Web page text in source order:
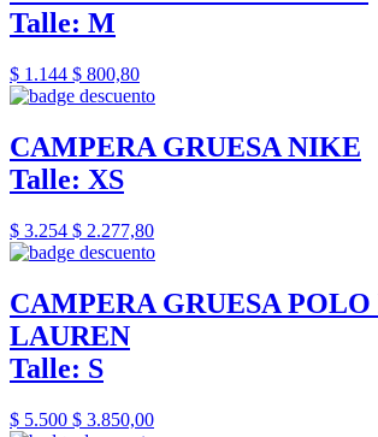
Talle: M
$ 1.144 $ 800,80
CAMPERA GRUESA NIKE
Talle: XS
$ 3.254 $ 2.277,80
CAMPERA GRUESA
LAUREN
Talle: S
$ 5.500 $ 3.850,00